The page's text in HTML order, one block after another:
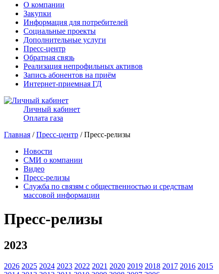
О компании
Закупки
Информация для потребителей
Социальные проекты
Дополнительные услуги
Пресс-центр
Обратная связь
Реализация непрофильных активов
Запись абонентов на приём
Интернет-приемная ГД
Личный кабинет
Оплата газа
Главная /Пресс-центр / Пресс-релизы
Новости
СМИ о компании
Видео
Пресс-релизы
Служба по связям с общественностью и средствам
массовой информации
Пресс-релизы
2023
2026 2025 2024 2023 2022 2021 2020 2019 2018 2017 2016 2015